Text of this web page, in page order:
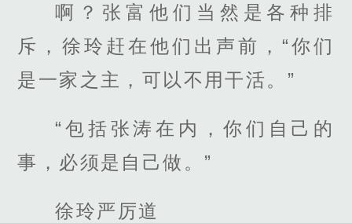
啊？张富他们当然是各种排
斥，徐玲赶在他们出声前，“你们
是一家之主，可以不用干活。”
“包括张涛在内，你们自己的
事，必须是自己做。”
徐玲严厉道